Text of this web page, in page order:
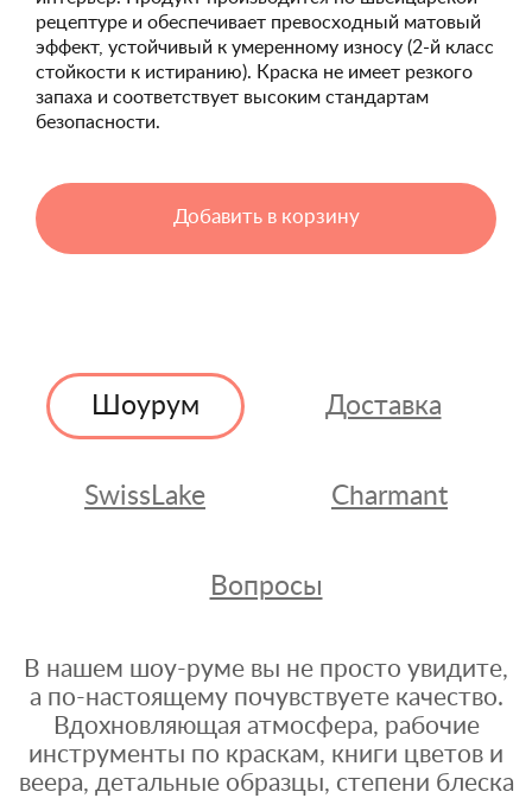
рецептуре и обеспечивает превосходный матовый
эффект, устойчивый к умеренному износу (2-й класс
стойкости к истиранию). Краска не имеет резкого
запаха и соответствует высоким стандартам
безопасности.
Добавить в корзину
Шоурум Доставка
SwissLake Charmant
Вопросы
В нашем шоу-руме вы не просто увидите,
а по-настоящему почувствуете качество.
Вдохновляющая атмосфера, рабочие
инструменты по краскам, книги цветов и
веера, детальные образцы, степени блеска